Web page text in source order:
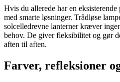
Hvis du allerede har en
med smarte løsninger. Trådløse
solcelledrevne lanterner kræver
behov. De giver fleksibilitet og gør
aften til aften.
Farver, refleksioner